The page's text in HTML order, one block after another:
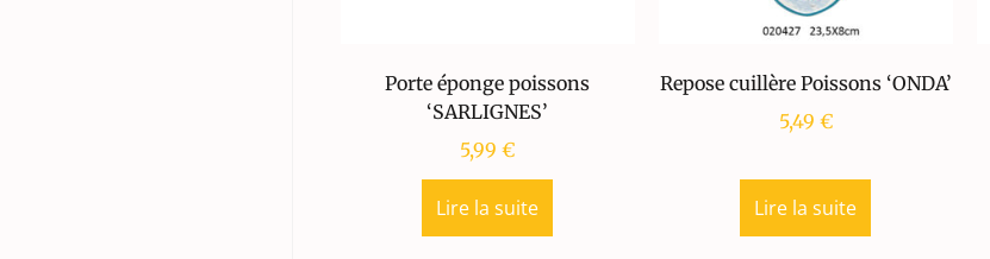
Porte éponge poissons
‘SARLIGNES’
5,99€
Lire la suite
Repose cuillère Poissons ‘ONDA’
5,49 €
Lire la suite